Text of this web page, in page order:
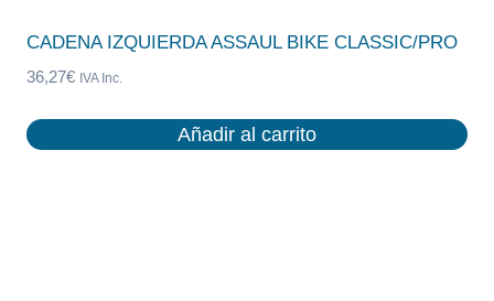
CADENA IZQUIERDA ASSAUL BIKE CLASSIC/PRO
36,27€ IVA Inc.
Añadir al carrito